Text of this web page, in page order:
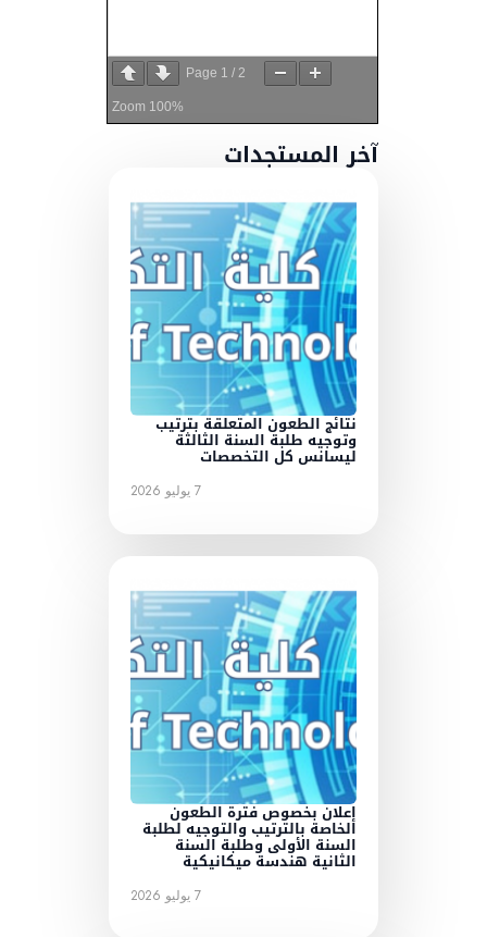
Page 1 / 2
Zoom 100%
آخر المستجدات
نتائج الطعون المتعلقة بترتيب
وتوجيه طلبة السنة الثالثة
ليسانس كل التخصصات
7 يوليو 2026
إعلان بخصوص فترة الطعون
الخاصة بالترتيب والتوجيه لطلبة
السنة الأولى وطلبة السنة
الثانية هندسة ميكانيكية
7 يوليو 2026